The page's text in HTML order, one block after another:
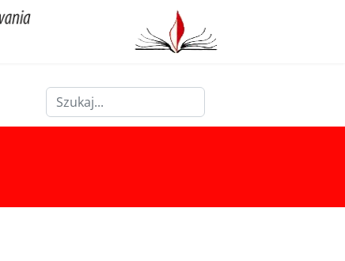
Szukaj
Type 2 or more characters for results.